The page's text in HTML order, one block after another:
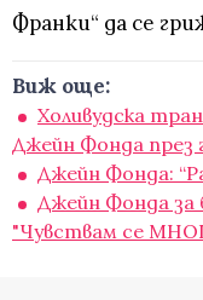
Франки“ да се
Виж още:
Холивудска
Джейн Фонда през
Джейн Фонда:
Джейн Фонда за
"Чувствам се